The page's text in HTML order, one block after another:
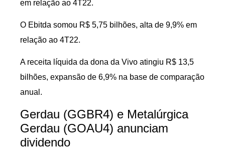
em relação ao 4T22.
O Ebitda somou R$ 5,75 bilhões, alta de 9,9% em
relação ao 4T22.
A receita líquida da dona da Vivo atingiu R$ 13,5
bilhões, expansão de 6,9% na base de comparação
anual.
Gerdau (GGBR4) e Metalúrgica
Gerdau (GOAU4) anunciam
dividendo